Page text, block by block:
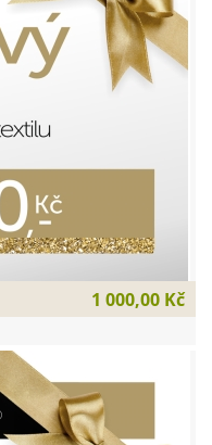
1 000,00 Kč